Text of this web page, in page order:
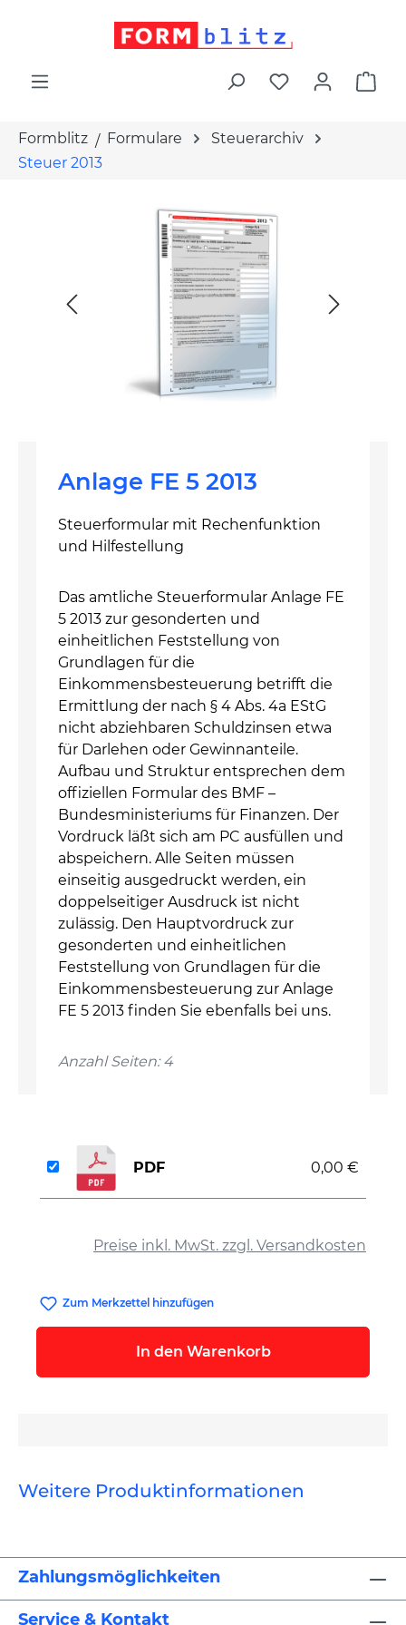
Formblitz Formulare
Steuerarchiv
Steuer 2013
Anlage FE 5 2013
Steuerformular mit Rechenfunktion
und Hilfestellung
Das amtliche Steuerformular Anlage FE
5 2013 zur gesonderten und
einheitlichen Feststellung von
Grundlagen für die
Einkommensbesteuerung betrifft die
Ermittlung der nach § 4 Abs. 4a EStG
nicht abziehbaren Schuldzinsen etwa
für Darlehen oder Gewinnanteile.
Aufbau und Struktur entsprechen dem
offiziellen Formular des BMF –
Bundesministeriums für Finanzen. Der
Vordruck läßt sich am PC ausfüllen und
abspeichern. Alle Seiten müssen
einseitig ausgedruckt werden, ein
doppelseitiger Ausdruck ist nicht
zulässig. Den Hauptvordruck zur
gesonderten und einheitlichen
Feststellung von Grundlagen für die
Einkommensbesteuerung zur Anlage
FE 5 2013 finden Sie ebenfalls bei uns.
Anzahl Seiten: 4
Preise inkl. MwSt. zzgl. Versandkosten
PDF 0,00 €
Zum Merkzettel hinzufügen
In den Warenkorb
Weitere Produktinformationen
Zahlungsmöglichkeiten
Service & Kontakt